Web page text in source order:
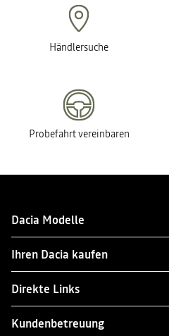
Händlersuche
Probefahrt vereinbaren
Dacia Modelle
Ihren Dacia kaufen
Direkte Links
Kundenbetreuung